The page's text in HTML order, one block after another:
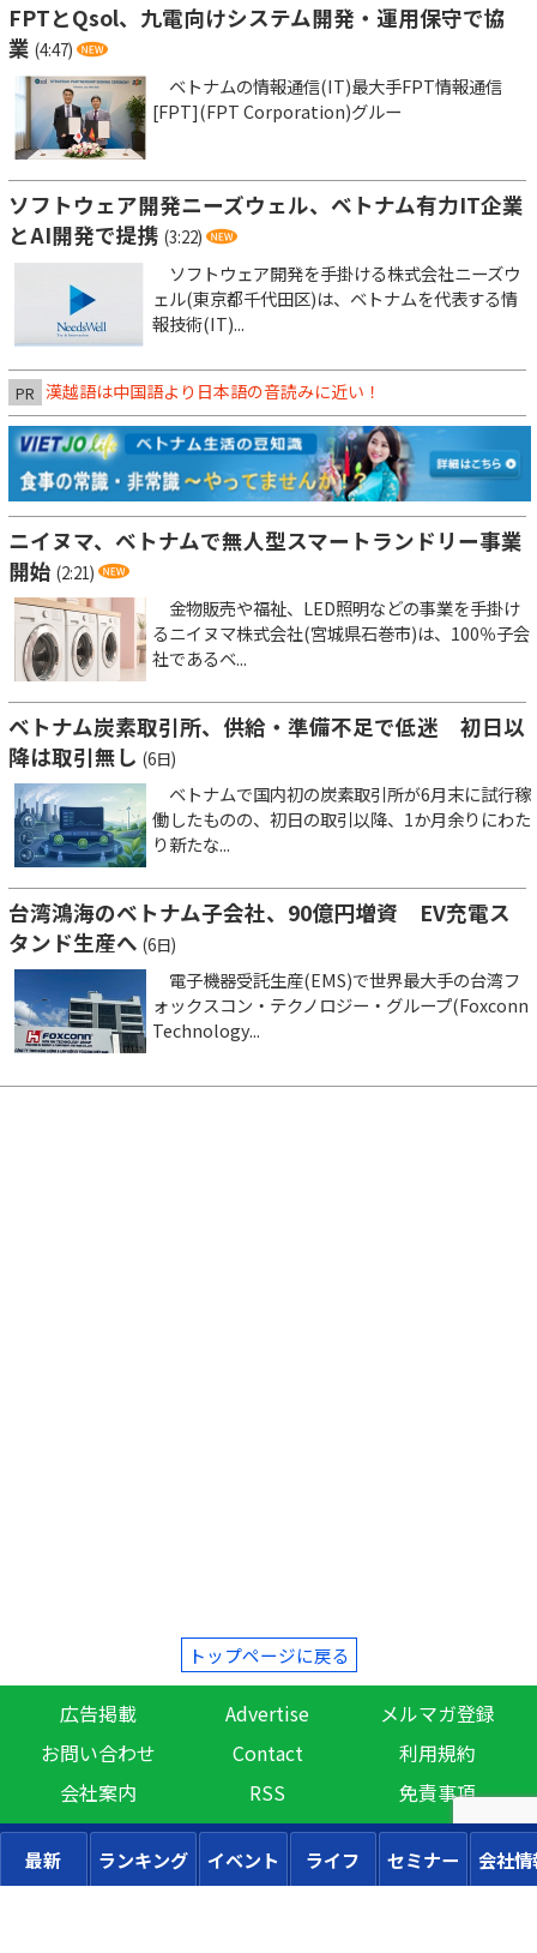
FPTとQsol、九電向けシステム開発・運用保守で協
業 (4:47)
ベトナムの情報通信(IT)最大手FPT情報通信
[FPT](FPT Corporation)グルー
ソフトウェア開発ニーズウェル、ベトナム有力IT企業
とAI開発で提携 (3:22)
ソフトウェア開発を手掛ける株式会社ニーズウ
ェル(東京都千代田区)は、ベトナムを代表する情
報技術(IT)...
PR 漢越語は中国語より日本語の音読みに近い！
ニイヌマ、ベトナムで無人型スマートランドリー事業
開始 (2:21)
金物販売や福祉、LED照明などの事業を手掛け
るニイヌマ株式会社(宮城県石巻市)は、100％子会
社であるベ...
ベトナム炭素取引所、供給・準備不足で低迷 初日以
降は取引無し (6日)
ベトナムで国内初の炭素取引所が6月末に試行稼
働したものの、初日の取引以降、1か月余りにわた
り新たな...
台湾鴻海のベトナム子会社、90億円増資 EV充電ス
タンド生産へ (6日)
電子機器受託生産(EMS)で世界最大手の台湾フ
ォックスコン・テクノロジー・グループ(Foxconn
Technology...
トップページに戻る
広告掲載 Advertise
メルマガ登録
お問い合わせ
Contact
利用規約
会社案内
RSS 免責事項
最新 ランキング イベント ライフ セミナー 会社